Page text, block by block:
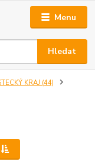
Menu
Hledat
KRAJ (44)